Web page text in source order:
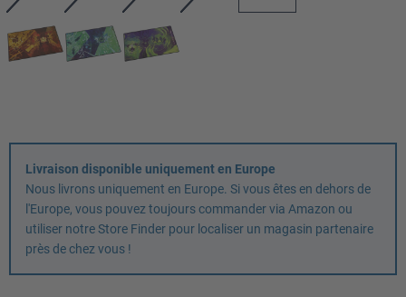
Livraison disponible uniquement en Europe
Nous livrons uniquement en Europe. Si vous êtes en dehors de
l'Europe, vous pouvez toujours commander via Amazon ou
utiliser notre Store Finder pour localiser un magasin partenaire
près de chez vous !